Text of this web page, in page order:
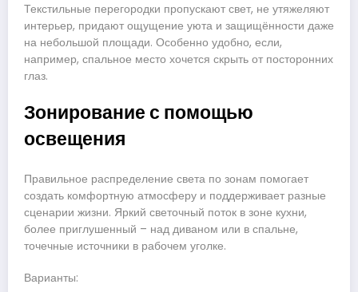
Текстильные перегородки пропускают свет, не утяжеляют
интерьер, придают ощущение уюта и защищённости даже
на небольшой площади. Особенно удобно, если,
например, спальное место хочется скрыть от посторонних
глаз.
Зонирование с помощью
освещения
Правильное распределение света по зонам помогает
создать комфортную атмосферу и поддерживает разные
сценарии жизни. Яркий светочный поток в зоне кухни,
более приглушенный – над диваном или в спальне,
точечные источники в рабочем уголке.
Варианты: